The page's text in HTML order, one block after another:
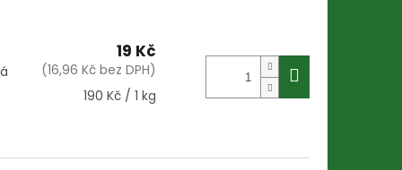
19 Kč
(16,96 Kč bez DPH)
Měrná
190 Kč / 1 kg